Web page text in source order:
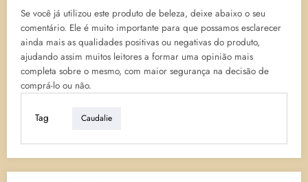
Se você já utilizou este produto de beleza, deixe abaixo o seu
comentário. Ele é muito importante para que possamos esclarecer
ainda mais as qualidades positivas ou negativas do produto,
ajudando assim muitos leitores a formar uma opinião mais
completa sobre o mesmo, com maior segurança na decisão de
comprá-lo ou não.
Tag Caudalie